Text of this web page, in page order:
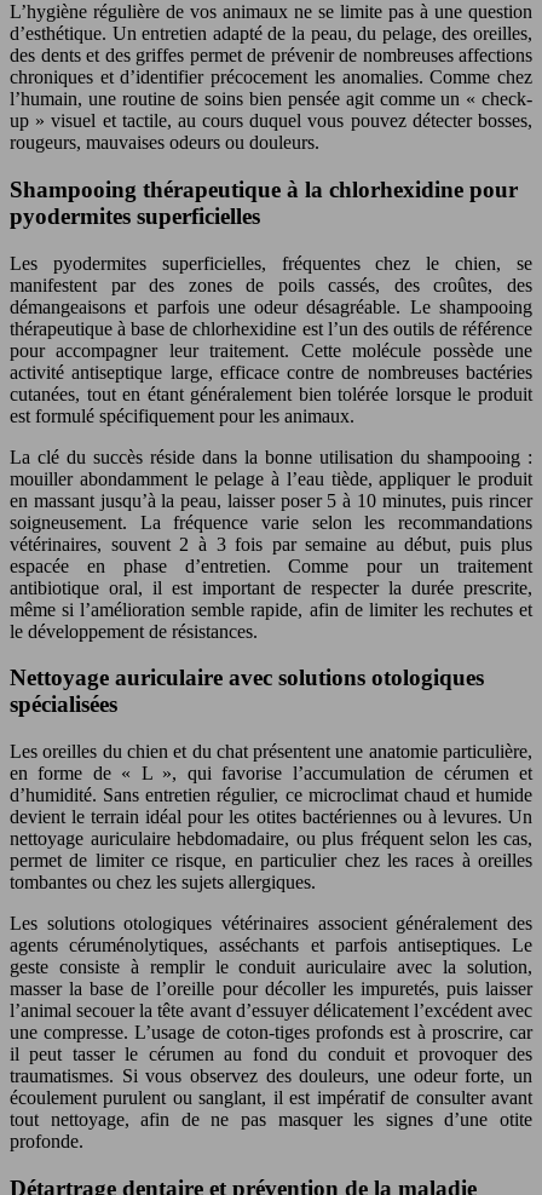
L’hygiène régulière de vos animaux ne se limite pas à une question
d’esthétique. Un entretien adapté de la peau, du pelage, des oreilles,
des dents et des griffes permet de prévenir de nombreuses affections
chroniques et d’identifier précocement les anomalies. Comme chez
l’humain, une routine de soins bien pensée agit comme un « check-
up » visuel et tactile, au cours duquel vous pouvez détecter bosses,
rougeurs, mauvaises odeurs ou douleurs.
Shampooing thérapeutique à la chlorhexidine pour
pyodermites superficielles
Les pyodermites superficielles, fréquentes chez le chien, se
manifestent par des zones de poils cassés, des croûtes, des
démangeaisons et parfois une odeur désagréable. Le shampooing
thérapeutique à base de chlorhexidine est l’un des outils de référence
pour accompagner leur traitement. Cette molécule possède une
activité antiseptique large, efficace contre de nombreuses bactéries
cutanées, tout en étant généralement bien tolérée lorsque le produit
est formulé spécifiquement pour les animaux.
La clé du succès réside dans la bonne utilisation du shampooing :
mouiller abondamment le pelage à l’eau tiède, appliquer le produit
en massant jusqu’à la peau, laisser poser 5 à 10 minutes, puis rincer
soigneusement. La fréquence varie selon les recommandations
vétérinaires, souvent 2 à 3 fois par semaine au début, puis plus
espacée en phase d’entretien. Comme pour un traitement
antibiotique oral, il est important de respecter la durée prescrite,
même si l’amélioration semble rapide, afin de limiter les rechutes et
le développement de résistances.
Nettoyage auriculaire avec solutions otologiques
spécialisées
Les oreilles du chien et du chat présentent une anatomie particulière,
en forme de « L », qui favorise l’accumulation de cérumen et
d’humidité. Sans entretien régulier, ce microclimat chaud et humide
devient le terrain idéal pour les otites bactériennes ou à levures. Un
nettoyage auriculaire hebdomadaire, ou plus fréquent selon les cas,
permet de limiter ce risque, en particulier chez les races à oreilles
tombantes ou chez les sujets allergiques.
Les solutions otologiques vétérinaires associent généralement des
agents céruménolytiques, asséchants et parfois antiseptiques. Le
geste consiste à remplir le conduit auriculaire avec la solution,
masser la base de l’oreille pour décoller les impuretés, puis laisser
l’animal secouer la tête avant d’essuyer délicatement l’excédent avec
une compresse. L’usage de coton-tiges profonds est à proscrire, car
il peut tasser le cérumen au fond du conduit et provoquer des
traumatismes. Si vous observez des douleurs, une odeur forte, un
écoulement purulent ou sanglant, il est impératif de consulter avant
tout nettoyage, afin de ne pas masquer les signes d’une otite
profonde.
Détartrage dentaire et prévention de la maladie